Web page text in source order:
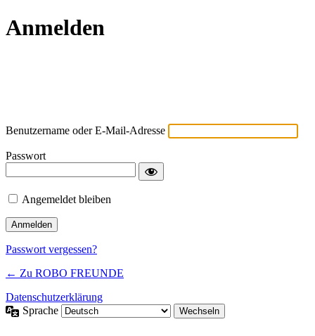
Anmelden
Benutzername oder E-Mail-Adresse
Passwort
Angemeldet bleiben
Passwort vergessen?
← Zu ROBO FREUNDE
Datenschutzerklärung
Sprache